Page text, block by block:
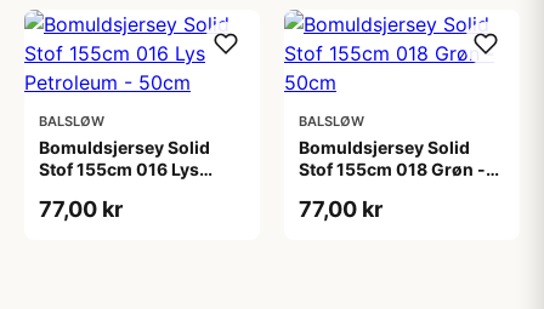
BALSLØW
Bomuldsjersey Solid
Stof 155cm 016 Lys
77,00 kr
BALSLØW
Bomuldsjersey Solid
Stof 155cm 018 Grøn -
77,00 kr